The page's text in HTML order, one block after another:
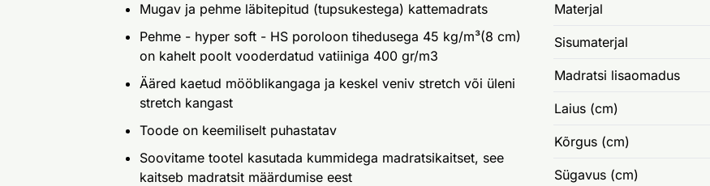
Mugav ja pehme läbitepitud (tupsukestega) kattemadrats
Pehme - hyper soft - HS poroloon tihedusega 45 kg/m³(8 cm)
on kahelt poolt vooderdatud vatiiniga 400 gr/m3
Ääred kaetud mööblikangaga ja keskel veniv stretch või üleni
stretch kangast
Toode on keemiliselt puhastatav
Soovitame tootel kasutada kummidega madratsikaitset, see
kaitseb madratsit määrdumise eest
Materjal
Sisumaterjal
Madratsi lisaomadus
Laius (cm)
Kõrgus (cm)
Sügavus (cm)